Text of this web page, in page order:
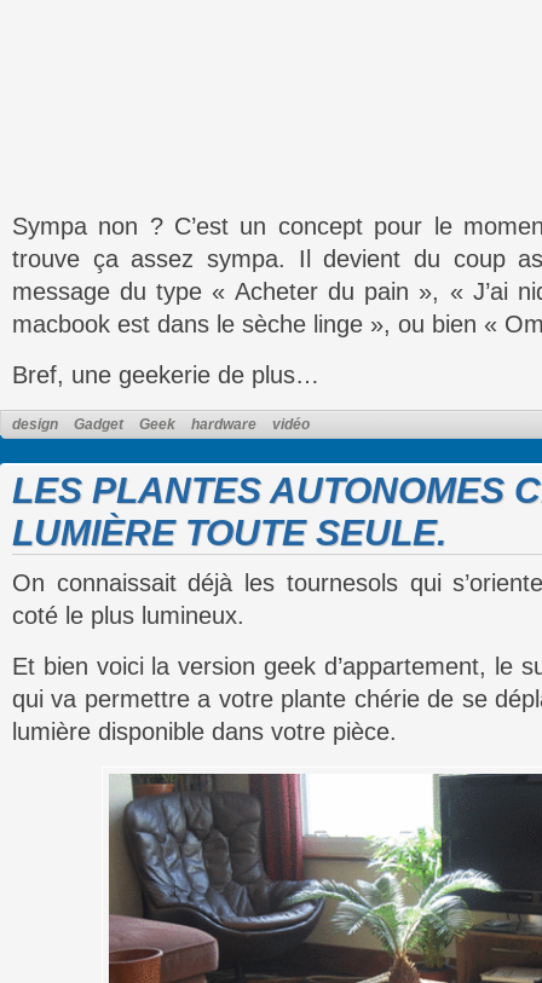
Sympa non ? C’est un concept pour le
trouve ça assez sympa. Il devient du coup
message du type « Acheter du pain », « J’ai
macbook est dans le sèche linge », ou bien «
Bref, une geekerie de plus…
design Gadget Geek hardware vidéo
LES PLANTES AUTONOMES
LUMIÈRE TOUTE SEULE.
On connaissait déjà les tournesols qui
coté le plus lumineux.
Et bien voici la version geek d’appartement, le
qui va permettre a votre plante chérie de se
lumière disponible dans votre pièce.